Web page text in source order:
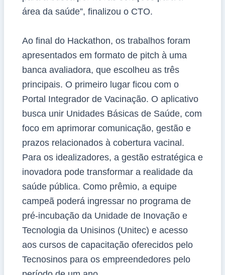
área da saúde”, finalizou o CTO.
Ao final do Hackathon, os trabalhos foram
apresentados em formato de pitch à uma
banca avaliadora, que escolheu as três
principais. O primeiro lugar ficou com o
Portal Integrador de Vacinação. O aplicativo
busca unir Unidades Básicas de Saúde, com
foco em aprimorar comunicação, gestão e
prazos relacionados à cobertura vacinal.
Para os idealizadores, a gestão estratégica e
inovadora pode transformar a realidade da
saúde pública. Como prêmio, a equipe
campeã poderá ingressar no programa de
pré-incubação da Unidade de Inovação e
Tecnologia da Unisinos (Unitec) e acesso
aos cursos de capacitação oferecidos pelo
Tecnosinos para os empreendedores pelo